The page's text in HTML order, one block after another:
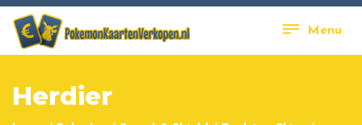
Menu
Herdier